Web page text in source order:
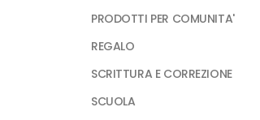
PRODOTTI PER COMUNITA'
REGALO
SCRITTURA E CORREZIONE
SCUOLA